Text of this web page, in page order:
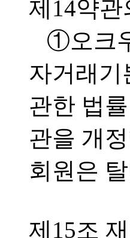
제14약관
①오크
자거래기
관한 법
관을 개
회원은
제15조